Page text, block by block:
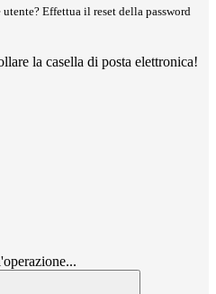
Effettua il reset della password
la casella di posta elettronica!